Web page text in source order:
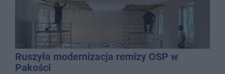
Ruszyła modernizacja remizy OSP w
Pakości